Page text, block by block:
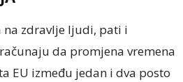
na zdravlje ljudi, pati i
da promjena vremena
EU između jedan i dva posto